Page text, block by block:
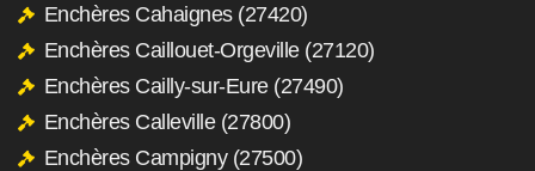
Enchères Cahaignes (27420)
Enchères Caillouet-Orgeville (27120)
Enchères Cailly-sur-Eure (27490)
Enchères Calleville (27800)
Enchères Campigny (27500)